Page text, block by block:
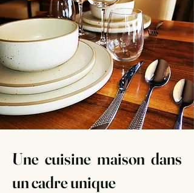
Une cuisine maison dans
un cadre unique